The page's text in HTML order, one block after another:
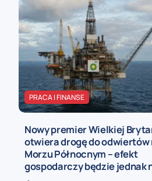
PRACA I FINANSE
Nowy premier Wielkiej
otwiera drogę do odwiertów
Morzu Północnym – efekt
gospodarczy będzie jednak